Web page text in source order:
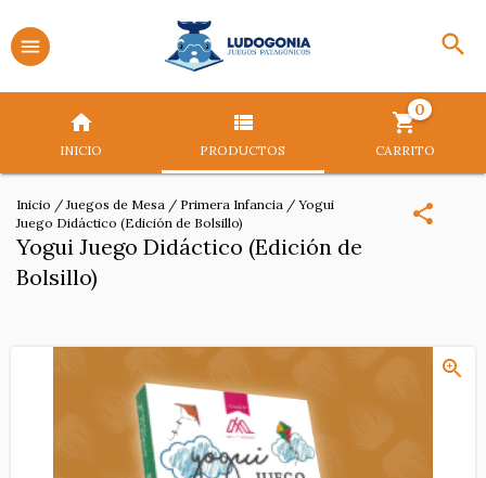
INICIO PRODUCTOS CARRITO
0
Inicio / Juegos de Mesa / Primera Infancia / Yogui
Juego Didáctico (Edición de Bolsillo)
Yogui Juego Didáctico (Edición de
Bolsillo)